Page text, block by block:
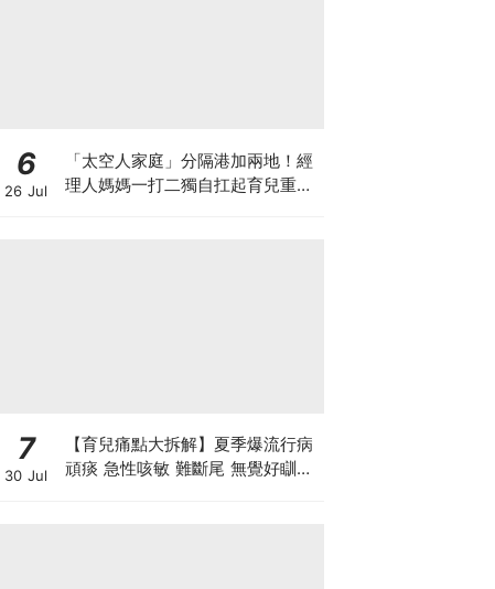
6
26 Jul
「太空人家庭」分隔港加兩地！經
理人媽媽一打二獨自扛起育兒重
7
30 Jul
【育兒痛點大拆解】夏季爆流行病
頑痰 急性咳敏 難斷尾 無覺好瞓？